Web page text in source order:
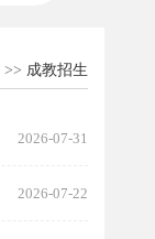
>> 成教招生
2026-07-31
2026-07-22